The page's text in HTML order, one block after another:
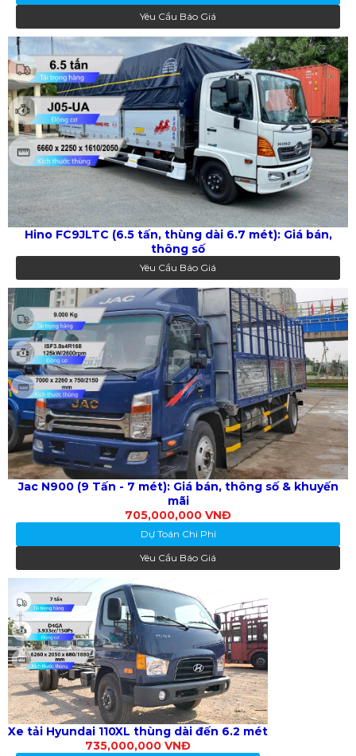
Yêu Cầu Báo Giá
Hino FC9JLTC (6.5 tấn, thùng dài 6.7 mét): Giá bán,
thông số
Yêu Cầu Báo Giá
Jac N900 (9 Tấn - 7 mét): Giá bán, thông số & khuyến
mãi
705,000,000 VNĐ
Dự Toán Chi Phí
Yêu Cầu Báo Giá
Xe tải Hyundai 110XL thùng dài đến 6.2 mét
735,000,000 VNĐ